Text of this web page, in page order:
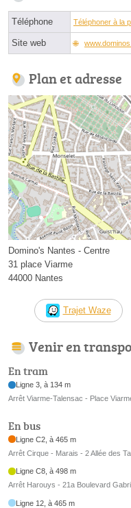
Téléphone Téléphoner à la
Site web
Plan et adresse
Domino's Nantes - Centre
31 place Viarme
44000 Nantes
Trajet Waze
Venir en
En tram
Ligne 3, à 134 m
Arrêt Viarme-Talensac - Place
En bus
Ligne C2, à 465 m
Arrêt Cirque - Marais - 2 Allée des
Ligne C8, à 498 m
Arrêt Harouys - 21a Boulevard
Ligne 12, à 465 m